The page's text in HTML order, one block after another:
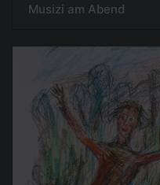
Musizi am Abend